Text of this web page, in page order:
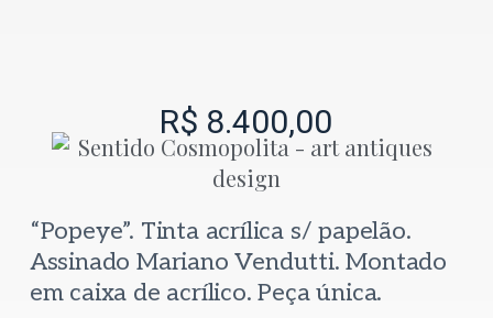
R$ 8.400,00
“Popeye”. Tinta acrílica s/ papelão.
Assinado Mariano Vendutti. Montado
em caixa de acrílico. Peça única.